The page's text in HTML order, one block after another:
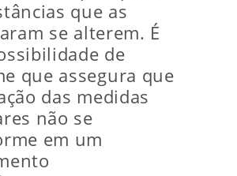
que as
se alterem. É
de
que assegura que
das medidas
não se
em um